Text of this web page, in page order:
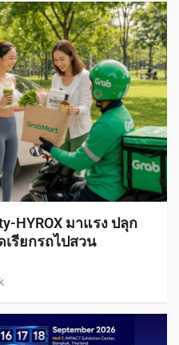
HYROX มาแรง ปลุก
รียกรถไปสวน